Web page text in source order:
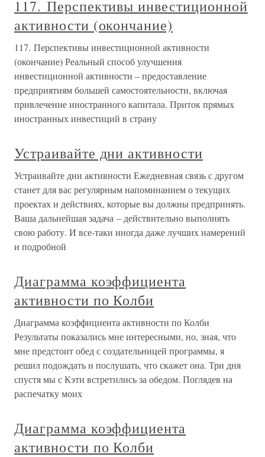
117. Перспективы инвестиционной
активности (окончание)
117. Перспективы инвестиционной активности
(окончание) Реальный способ улучшения
инвестиционной активности – предоставление
предприятиям большей самостоятельности, включая
привлечение иностранного капитала. Приток прямых
иностранных инвестиций в страну
Устраивайте дни активности
Устраивайте дни активности Ежедневная связь с другом
станет для вас регулярным напоминанием о текущих
проектах и действиях, которые вы должны предпринять.
Ваша дальнейшая задача – действительно выполнять
свою работу. И все-таки иногда даже лучших намерений
и подробной
Диаграмма коэффициента
активности по Колби
Диаграмма коэффициента активности по Колби
Результаты показались мне интересными, но, зная, что
мне предстоит обед с создательницей программы, я
решил подождать и послушать, что скажет она. Три дня
спустя мы с Кэти встретились за обедом. Поглядев на
распечатку моих
Диаграмма коэффициента
активности по Колби